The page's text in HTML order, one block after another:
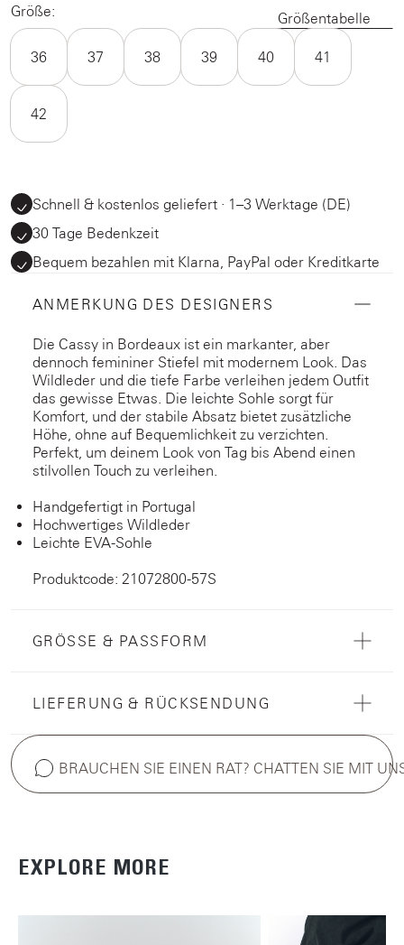
Größe: Größentabelle
36 37 38 39 40 41
42
Schnell & kostenlos geliefert · 1–3 Werktage (DE)
30 Tage Bedenkzeit
Bequem bezahlen mit Klarna, PayPal oder Kreditkarte
ANMERKUNG DES DESIGNERS
Die Cassy in Bordeaux ist ein markanter, aber
dennoch femininer Stiefel mit modernem Look. Das
Wildleder und die tiefe Farbe verleihen jedem Outfit
das gewisse Etwas. Die leichte Sohle sorgt für
Komfort, und der stabile Absatz bietet zusätzliche
Höhe, ohne auf Bequemlichkeit zu verzichten.
Perfekt, um deinem Look von Tag bis Abend einen
stilvollen Touch zu verleihen.
Handgefertigt in Portugal
Hochwertiges Wildleder
Leichte EVA-Sohle
Produktcode: 21072800-57S
GRÖSSE & PASSFORM
LIEFERUNG & RÜCKSENDUNG
BRAUCHEN SIE EINEN RAT? CHATTEN SIE MIT
EXPLORE MORE